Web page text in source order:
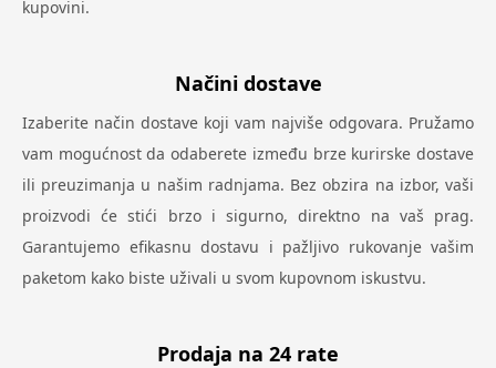
kupovini.
Načini dostave
Izaberite način dostave koji vam najviše odgovara. Pružamo
vam mogućnost da odaberete između brze kurirske dostave
ili preuzimanja u našim radnjama. Bez obzira na izbor, vaši
proizvodi će stići brzo i sigurno, direktno na vaš prag.
Garantujemo efikasnu dostavu i pažljivo rukovanje vašim
paketom kako biste uživali u svom kupovnom iskustvu.
Prodaja na 24 rate